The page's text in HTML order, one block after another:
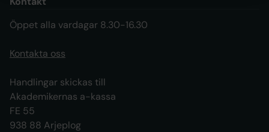
Öppet alla vardagar 8.30-16.30
Kontakta oss
Handlingar skickas till
Akademikernas a-kassa
FE 55
938 88 Arjeplog